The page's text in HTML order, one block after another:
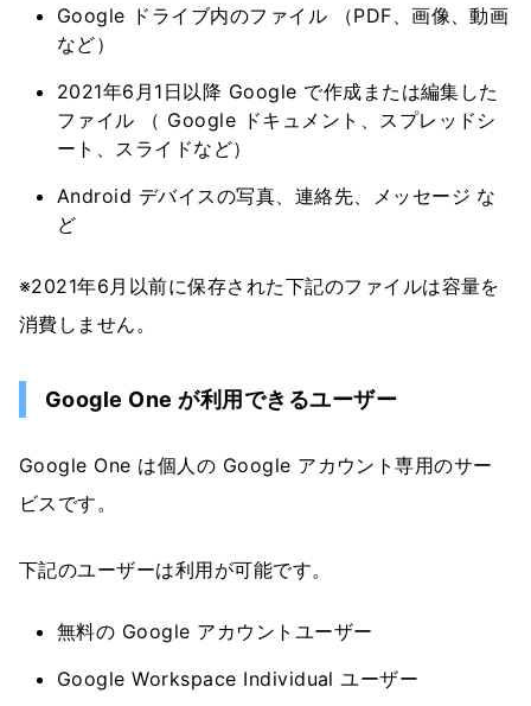
Google ドライブ内のファイル （PDF、画像、動画
など）
2021年6月1日以降 Google で作成または編集した
ファイル （ Google ドキュメント、スプレッドシ
ート、スライドなど）
Android デバイスの写真、連絡先、メッセージ な
ど
※2021年6月以前に保存された下記のファイルは容量を
消費しません。
Google One が利用できるユーザー
Google One は個人の Google アカウント専用のサー
ビスです。
下記のユーザーは利用が可能です。
無料の Google アカウントユーザー
Google Workspace Individual ユーザー